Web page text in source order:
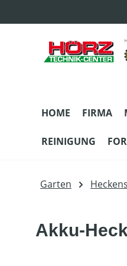
HOME FIRMA
REINIGUNG
Garten
Akku-